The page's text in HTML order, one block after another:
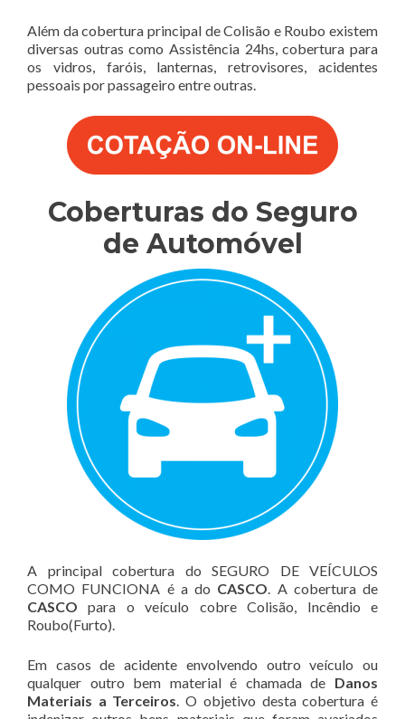
Além da cobertura principal de Colisão e Roubo existem
diversas outras como Assistência 24hs, cobertura para
os vidros, faróis, lanternas, retrovisores, acidentes
pessoais por passageiro entre outras.
Coberturas do Seguro
de Automóvel
A principal cobertura do SEGURO DE VEÍCULOS
COMO FUNCIONA é a do CASCO . A cobertura de
CASCO para o veículo cobre Colisão, Incêndio e
Roubo(Furto).
Em casos de acidente envolvendo outro veículo ou
qualquer outro bem material é chamada de Danos
Materiais a Terceiros . O objetivo desta cobertura é